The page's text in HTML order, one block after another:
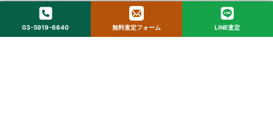
〒160-0022 東京都新宿区新宿２丁目１２−１６ セントフォービル ２０３
© 2025 StockLab. All Rights Reserved.
03-5919-6640 無料査定フォーム LINE査定